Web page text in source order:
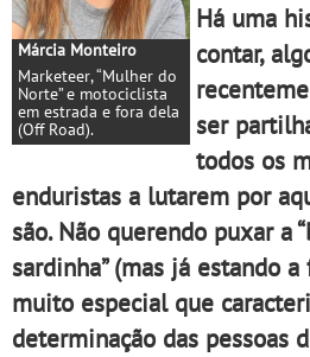
Márcia Monteiro
Marketeer, “Mulher do
Norte” e motociclista
em estrada e fora dela
(Off Road).
Há uma
contar,
ser
todos os
enduristas a lutarem por
são. Não querendo puxar a
sardinha” (mas já estando
muito especial que
determinação das pessoas